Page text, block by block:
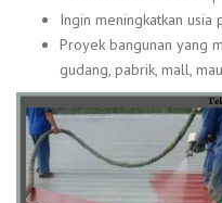
Ingin meningkatkan usia
Proyek bangunan yang
gudang, pabrik, mall,